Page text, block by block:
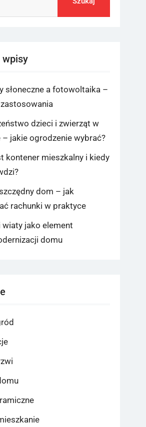
wpisy
słoneczne a fotowoltaika –
dzieci i zwierząt w
jakie ogrodzenie wybrać?
kontener mieszkalny i kiedy
dom – jak
rachunki w praktyce
wiaty jako element
domu